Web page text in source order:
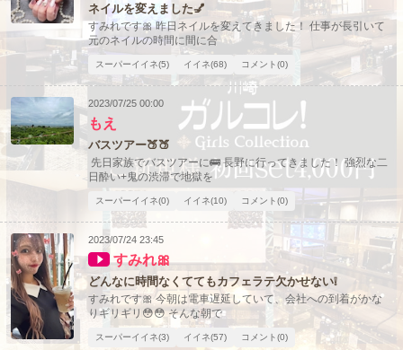
ネイルを変えました💅
すみれです🎀 昨日ネイルを変えてきました！ 仕事が長引いて
元のネイルの時間に間に合
スーパーイイネ(5) イイネ(68) コメント(0)
2023/07/25 00:00
もえ
バスツアー🍑🍑
先日家族でバスツアーに🚌 長野に行ってきました！ 強烈な二
日酔い+鬼の渋滞で地獄を
スーパーイイネ(0) イイネ(10) コメント(0)
2023/07/24 23:45
すみれ🎀
どんなに時間なくててもカフェラテ欠かせない❕
すみれです🎀 今朝は電車遅延していて、会社への到着がかな
りギリギリ😳😳 そんな朝で
スーパーイイネ(3) イイネ(57) コメント(0)